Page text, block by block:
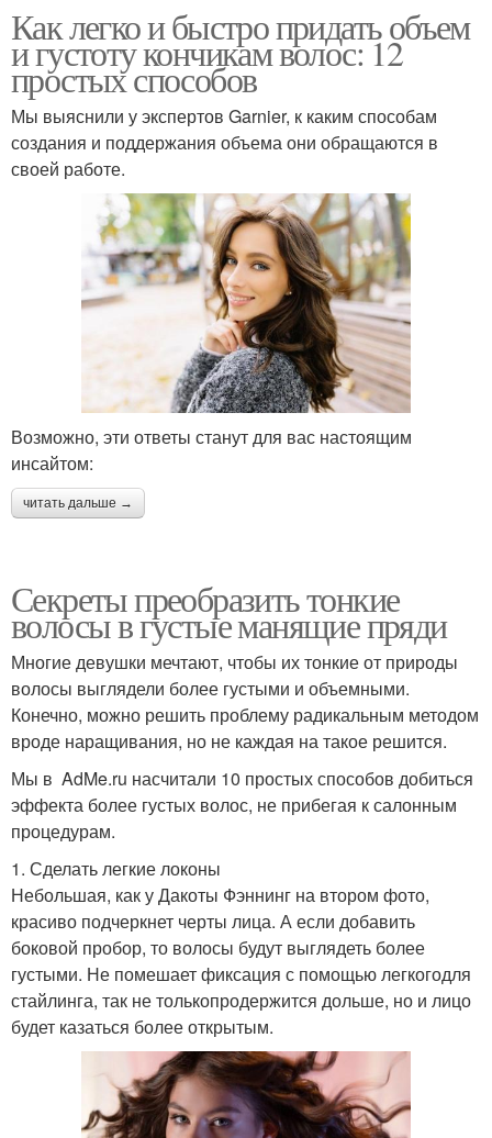
Как легко и быстро придать объем
и густоту кончикам волос: 12
простых способов
Мы выяснили у экспертов Garnier, к каким способам
создания и поддержания объема они обращаются в
своей работе.
Возможно, эти ответы станут для вас настоящим
инсайтом:
читать дальше →
Секреты преобразить тонкие
волосы в густые манящие пряди
Многие девушки мечтают, чтобы их тонкие от природы
волосы выглядели более густыми и объемными.
Конечно, можно решить проблему радикальным методом
вроде наращивания, но не каждая на такое решится.
Мы в AdMe.ru насчитали 10 простых способов добиться
эффекта более густых волос, не прибегая к салонным
процедурам.
1. Сделать легкие локоны
Небольшая, как у Дакоты Фэннинг на втором фото,
красиво подчеркнет черты лица. А если добавить
боковой пробор, то волосы будут выглядеть более
густыми. Не помешает фиксация с помощью легкогодля
стайлинга, так не толькопродержится дольше, но и лицо
будет казаться более открытым.